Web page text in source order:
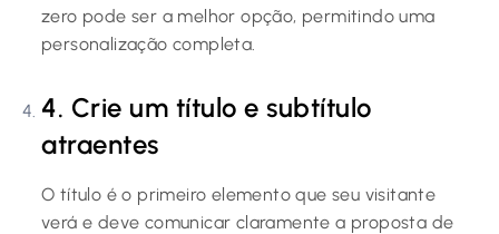
zero pode ser a melhor opção, permitindo uma
personalização completa.
4. Crie um título e subtítulo
atraentes
O título é o primeiro elemento que seu visitante
verá e deve comunicar claramente a proposta de